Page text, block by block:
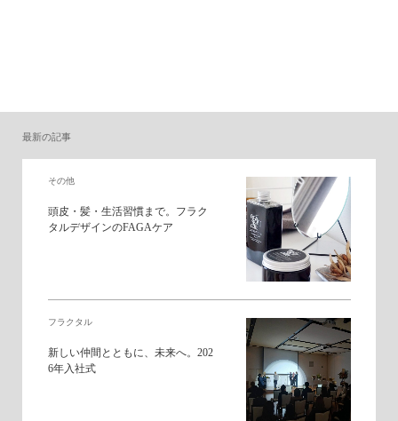
最新の記事
その他
頭皮・髪・生活習慣まで。フラク
タルデザインのFAGAケア
フラクタル
新しい仲間とともに、未来へ。202
6年入社式